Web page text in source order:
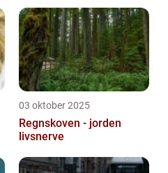
03 oktober 2025
Regnskoven - jorden
livsnerve